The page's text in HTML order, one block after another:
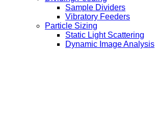
Sample Dividers
Vibratory Feeders
Particle Sizing
Static Light Scattering
Dynamic Image Analysis